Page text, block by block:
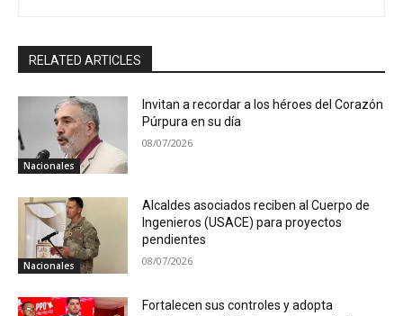
RELATED ARTICLES
Nacionales
Invitan a recordar a los héroes del Corazón
Púrpura en su día
08/07/2026
Nacionales
Alcaldes asociados reciben al Cuerpo de
Ingenieros (USACE) para proyectos
pendientes
08/07/2026
Fortalecen sus controles y adopta